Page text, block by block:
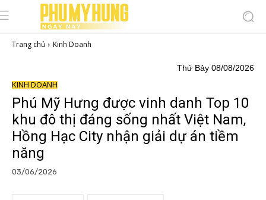
Trang chủ Kinh Doanh
Thứ Bảy 08/08/2026
KINH DOANH
Phú Mỹ Hưng được vinh danh Top 10
khu đô thị đáng sống nhất Việt Nam,
Hồng Hạc City nhận giải dự án tiềm
năng
03/06/2026